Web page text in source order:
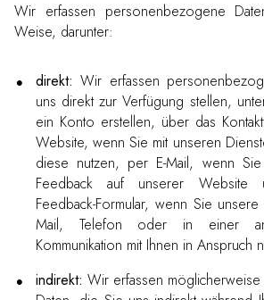
Wir erfassen personenbezogene
Weise, darunter:
direkt: Wir erfassen
uns direkt zur Verfügung stellen,
ein Konto erstellen, über das
Website, wenn Sie mit unseren
diese nutzen, per E-Mail, wenn
Feedback auf unserer Website
Feedback-Formular, wenn Sie
Mail, Telefon oder in einer
Kommunikation mit Ihnen in Anspruch
indirekt: Wir erfassen